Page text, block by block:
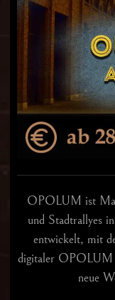
OPOLUM ist
und Stadtrallyes
entwickelt, mit
digitaler OPOLUM
neue